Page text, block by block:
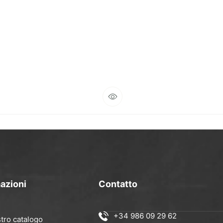
catalogo
Contatto
+34 986 09 29 62